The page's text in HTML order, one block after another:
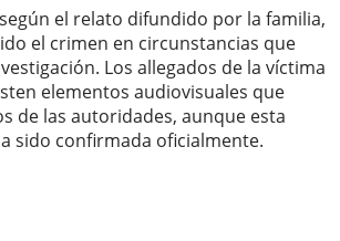
el relato difundido por la familia,
el crimen en circunstancias que
Los allegados de la víctima
elementos audiovisuales que
de las autoridades, aunque esta
sido confirmada oficialmente.